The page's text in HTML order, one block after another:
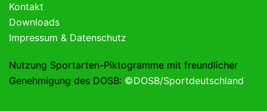
Kontakt
Downloads
Impressum & Datenschutz
Nutzung Sportarten-Piktogramme mit freundlicher
Genehmigung des DOSB: ©DOSB/Sportdeutschland